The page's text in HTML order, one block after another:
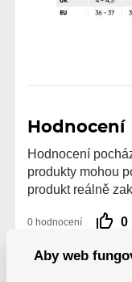
Hodnocení
Hodnocení
produkty mohou
produkt reálně
0 hodnocení 0
Aby web